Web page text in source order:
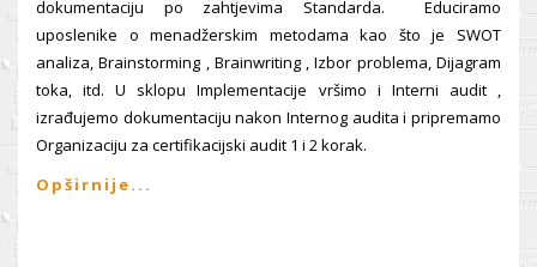
dokumentaciju po zahtjevima Standarda. Educiramo
uposlenike o menadžerskim metodama kao što je SWOT
analiza, Brainstorming , Brainwriting , Izbor problema, Dijagram
toka, itd. U sklopu Implementacije vršimo i Interni audit ,
izrađujemo dokumentaciju nakon Internog audita i pripremamo
Organizaciju za certifikacijski audit 1 i 2 korak.
Opširnije...